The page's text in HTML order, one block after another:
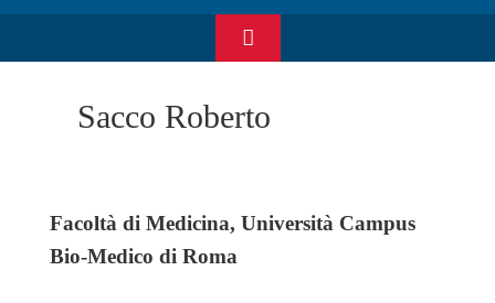
Toggle
EVENTI & NEWS
Sacco Roberto
Facoltà di Medicina, Università Campus
Bio-Medico di Roma